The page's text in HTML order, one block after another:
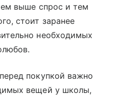
выше спрос и тем
стоит заранее
необходимых
покупкой важно
вещей у школы,